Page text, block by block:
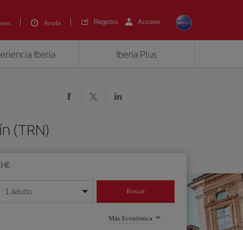
Ayuda Registro Acceso
Iberia Iberia Plus
(TRN)
día/mes/año
1 Adulto Buscar
Más Económica